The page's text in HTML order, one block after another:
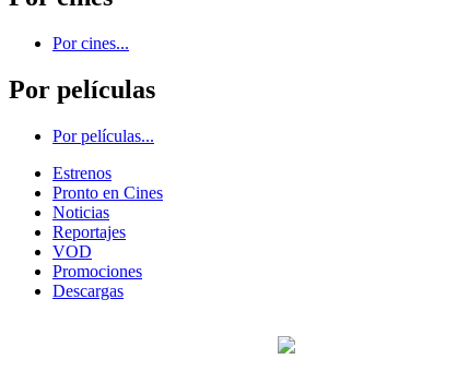
Por cines...
Por películas
Por películas...
Estrenos
Pronto en Cines
Noticias
Reportajes
VOD
Promociones
Descargas